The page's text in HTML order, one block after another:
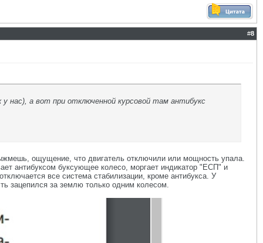
#8
нас), а вот при отключенной курсовой там антибукс
ощущение, что двигатель отключили или мощность упала.
антибуксом буксующее колесо, моргает индикатор "ЕСП" и
все система стабилизации, кроме антибукса. У
зацепился за землю только одним колесом.